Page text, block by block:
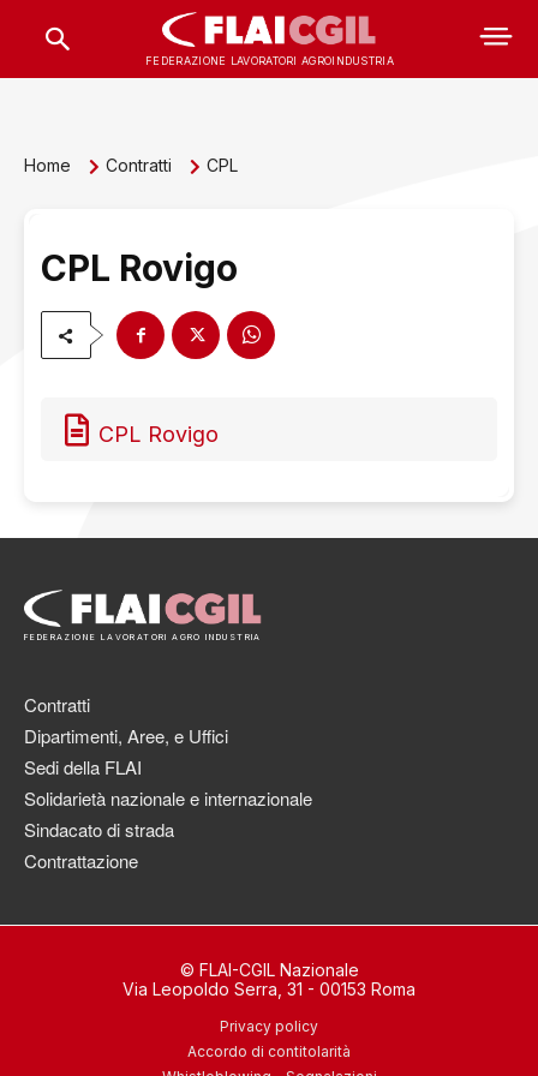
FEDERAZIONE LAVORATORI AGROINDUSTRIA
Home Contratti CPL
CPL Rovigo
CPL Rovigo
FEDERAZIONE LAVORATORI AGRO INDUSTRIA
Contratti
Dipartimenti, Aree, e Uffici
Sedi della FLAI
Solidarietà nazionale e internazionale
Sindacato di strada
Contrattazione
© FLAI-CGIL Nazionale
Via Leopoldo Serra, 31 - 00153 Roma
Privacy policy
Accordo di contitolarità